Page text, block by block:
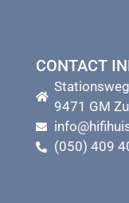
CONTACT
9471 GM
(050) 409